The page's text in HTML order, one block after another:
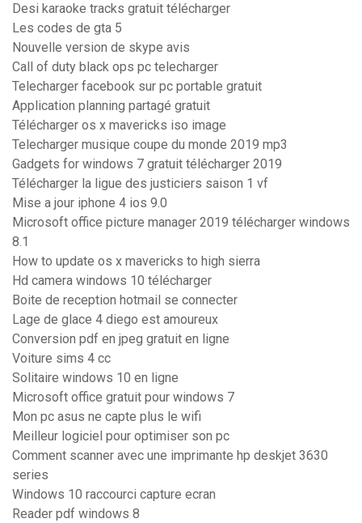
Desi karaoke tracks gratuit télécharger
Les codes de gta 5
Nouvelle version de skype avis
Call of duty black ops pc telecharger
Telecharger facebook sur pc portable gratuit
Application planning partagé gratuit
Télécharger os x mavericks iso image
Telecharger musique coupe du monde 2019 mp3
Gadgets for windows 7 gratuit télécharger 2019
Télécharger la ligue des justiciers saison 1 vf
Mise a jour iphone 4 ios 9.0
Microsoft office picture manager 2019 télécharger windows
8.1
How to update os x mavericks to high sierra
Hd camera windows 10 télécharger
Boite de reception hotmail se connecter
Lage de glace 4 diego est amoureux
Conversion pdf en jpeg gratuit en ligne
Voiture sims 4 cc
Solitaire windows 10 en ligne
Microsoft office gratuit pour windows 7
Mon pc asus ne capte plus le wifi
Meilleur logiciel pour optimiser son pc
Comment scanner avec une imprimante hp deskjet 3630
series
Windows 10 raccourci capture ecran
Reader pdf windows 8